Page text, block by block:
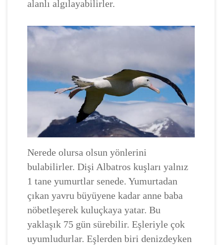
alanlı algılayabilirler.
Nerede olursa olsun yönlerini
bulabilirler. Dişi Albatros kuşları yalnız
1 tane yumurtlar senede. Yumurtadan
çıkan yavru büyüyene kadar anne baba
nöbetleşerek kuluçkaya yatar. Bu
yaklaşık 75 gün sürebilir. Eşleriyle çok
uyumludurlar. Eşlerden biri denizdeyken